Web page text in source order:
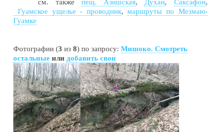
см. также пещ. Азишская,Духан, Саксафон,
Гуамское ущелье - проводник,маршруты по Мезмаю-
Гуамке
Фотографии (3 из8) по запросу:Мишоко. Смотреть
остальные илидобавить свои